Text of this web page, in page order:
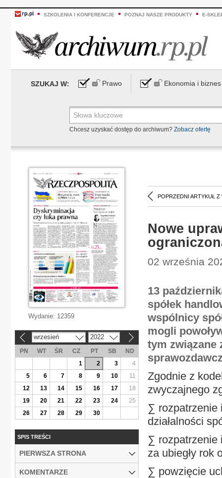
SZKOLENIA I KONFERENCJE POZNAJ NASZE PRODUKTY E-
SZUKAJ W: Prawo Ekonomia i biznes
Chcesz uzyskać dostęp do archiwum? Zobacz ofertę
POPRZEDNI ARTYKUŁ Z
Nowe
02 września
13
spółek
wspólnicy
mogli
tym związane
Zgodnie z
zwyczajnego
∑ rozpatrzenie
działalności
∑ rozpatrzenie
za ubiegły rok
∑ powzięcie
Wydanie: 12359
wrzesień 2022
PN WT ŚR CZ PT SB
ND
1
2 3
4
5
6 7 8 9 10
11
12
13 14 15 16 17
18
19
20 21 22 23 24
25
26
27 28 29 30
SPIS TREŚCI
PIERWSZA STRONA
KOMENTARZE